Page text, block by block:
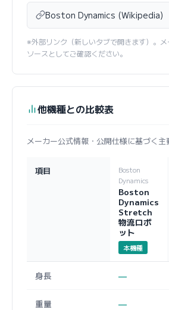
Boston Dynamics (Wikipedia)
※外部リンク（新しいタブで開きます）。
ソースとしてご確認ください。
他機種との比較表
メーカー公式情報・公開仕様に基づく
項目
Boston
Dynamics
Boston
Dynamics
Stretch
物流ロボ
ット
本機種
身長 —
重量 —